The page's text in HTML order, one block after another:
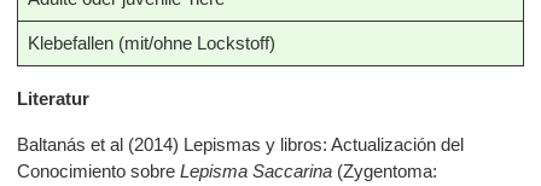
Klebefallen (mit/ohne Lockstoff)
Literatur
Baltanás et al (2014) Lepismas y libros: Actualización del
Conocimiento sobre Lepisma Saccarina (Zygentoma: